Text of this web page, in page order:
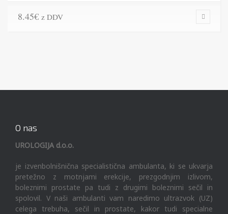
8.45€ z DDV
O nas
UROLOGIJA d.o.o.
je izvenbolnišnična specialistična ambulanta, ki se ukvarja
pretežno z motnjami erekcije, prezgodnjim izlivom,
boleznimi prostate pa tudi z drugimi boleznimi sečil in
spolovil. V naši ambulanti vam naredimo ultrazvok (UZ)
celega trebuha, sečil in prostate, kakor tudi specialne